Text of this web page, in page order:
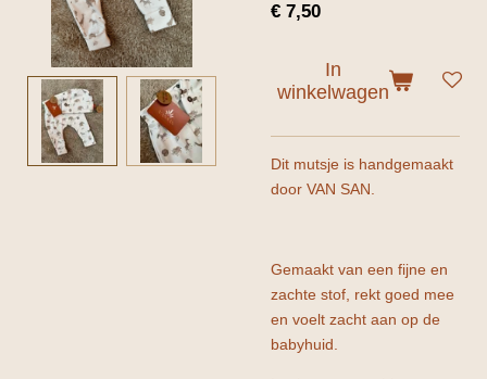
€ 7,50
In
winkelwagen
Dit mutsje is handgemaakt
door VAN SAN.
Gemaakt van een fijne en
zachte stof, rekt goed mee
en voelt zacht aan op de
babyhuid.